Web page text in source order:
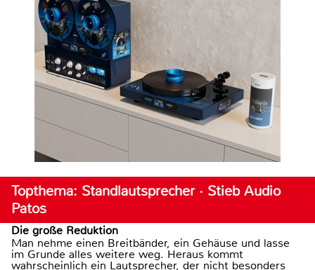
Topthema: Standlautsprecher · Stieb Audio
Patos
Die große Reduktion
Man nehme einen Breitbänder, ein Gehäuse und lasse
im Grunde alles weitere weg. Heraus kommt
wahrscheinlich ein Lautsprecher, der nicht besonders